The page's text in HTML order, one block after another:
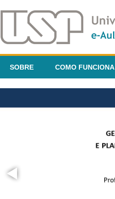
SOBRE COMO FUNCIONA